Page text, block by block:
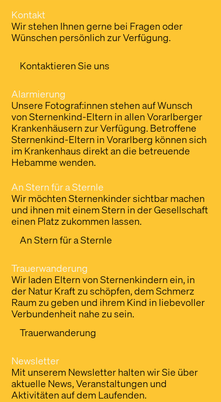
Kontakt
Wir stehen Ihnen gerne bei Fragen oder
Wünschen persönlich zur Verfügung.
Kontaktieren Sie uns
Alarmierung
Unsere Fotograf:innen stehen auf Wunsch
von Sternenkind-Eltern in allen Vorarlberger
Krankenhäusern zur Verfügung. Betroffene
Sternenkind-Eltern in Vorarlberg können sich
im Krankenhaus direkt an die betreuende
Hebamme wenden.
An Stern für a Sternle
Wir möchten Sternenkinder sichtbar machen
und ihnen mit einem Stern in der Gesellschaft
einen Platz zukommen lassen.
An Stern für a Sternle
Trauerwanderung
Wir laden Eltern von Sternenkindern ein, in
der Natur Kraft zu schöpfen, dem Schmerz
Raum zu geben und ihrem Kind in liebevoller
Verbundenheit nahe zu sein.
Trauerwanderung
Newsletter
Mit unserem Newsletter halten wir Sie über
aktuelle News, Veranstaltungen und
Aktivitäten auf dem Laufenden.